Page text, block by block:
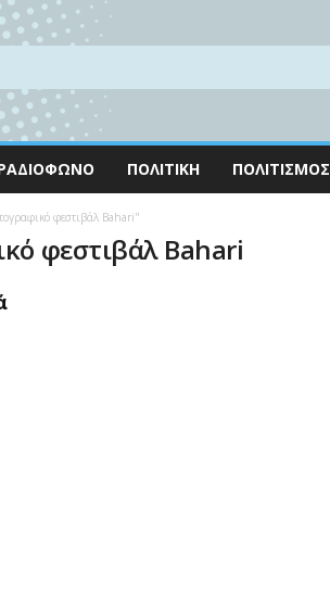
ΠΟΛΙΤΙΚΉ ΠΟΛΙΤΙΣΜΌΣ
φεστιβάλ Bahari"
φεστιβάλ Bahari